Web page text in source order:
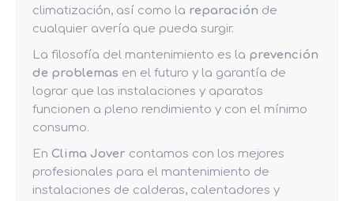
climatización, así como la reparación de
cualquier avería que pueda surgir.
La filosofía del mantenimiento es la prevención
de problemas en el futuro y la garantía de
lograr que las instalaciones y aparatos
funcionen a pleno rendimiento y con el mínimo
consumo.
En Clima Jover contamos con los mejores
profesionales para el mantenimiento de
instalaciones de calderas, calentadores y